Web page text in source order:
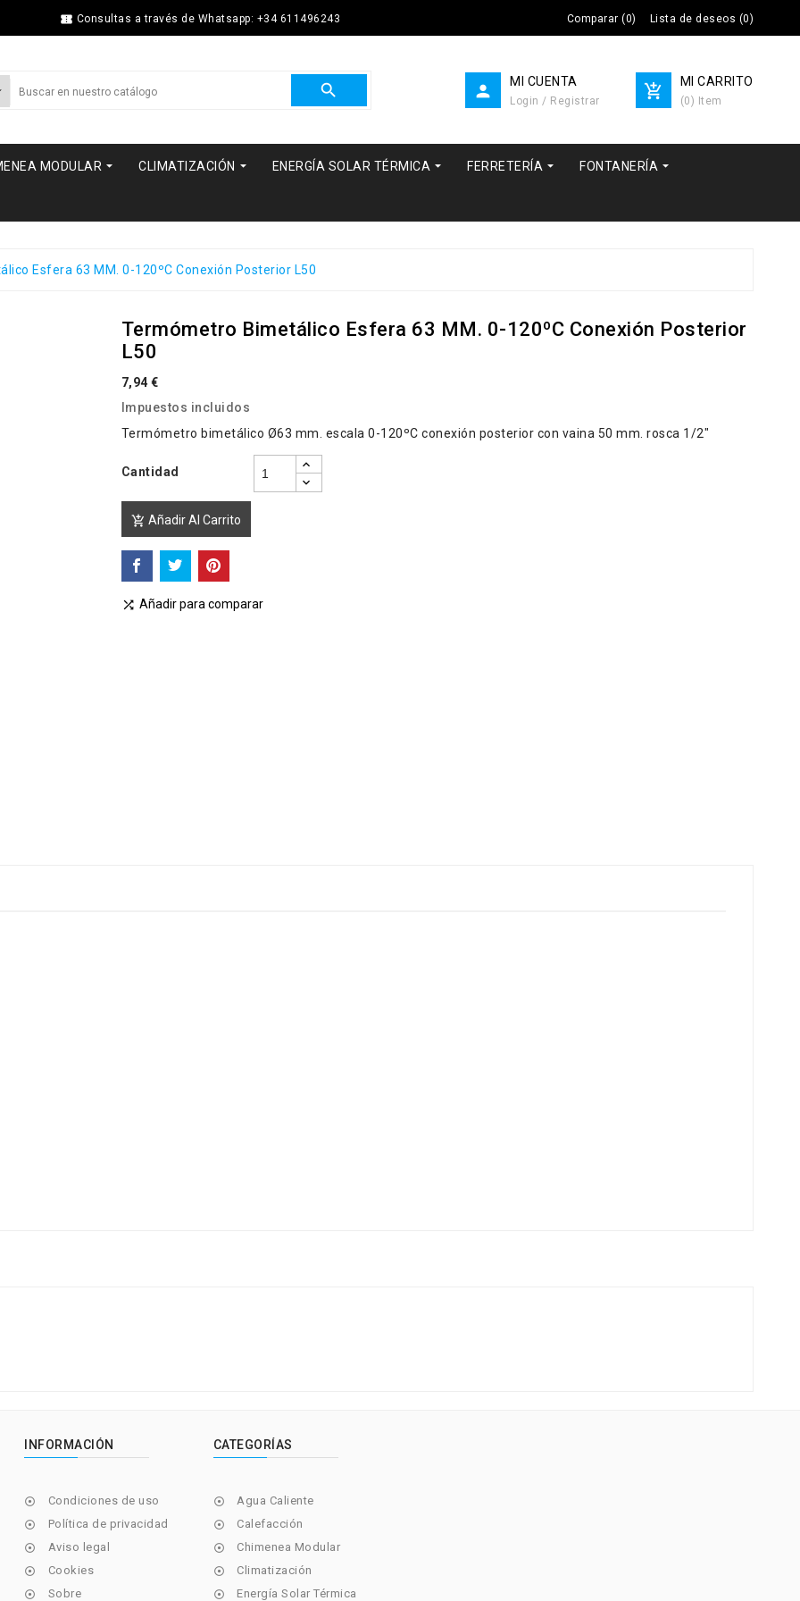
 Consultas a través de Whatsapp: +34 611496243 Comparar (0) Lista de deseos (0)
 
MI CUENTA
Login / Registrar 
MI CARRITO
(0) Item
MODULAR  CLIMATIZACIÓN  ENERGÍA SOLAR TÉRMICA  FERRETERÍA  FONTANERÍA 
Esfera 63 MM. 0-120ºC Conexión Posterior L50
Termómetro Bimetálico Esfera 63 MM. 0-120ºC Conexión Posterior
L50
7,94 €
Impuestos incluidos
Termómetro bimetálico Ø63 mm. escala 0-120ºC conexión posterior con vaina 50 mm. rosca 1/2"
Cantidad
 Añadir Al Carrito
 Añadir para comparar
INFORMACIÓN
 Condiciones de uso
 Política de privacidad
 Aviso legal
 Cookies
 Sobre
CATEGORÍAS
 Agua Caliente
 Calefacción
 Chimenea Modular
 Climatización
 Energía Solar Térmica